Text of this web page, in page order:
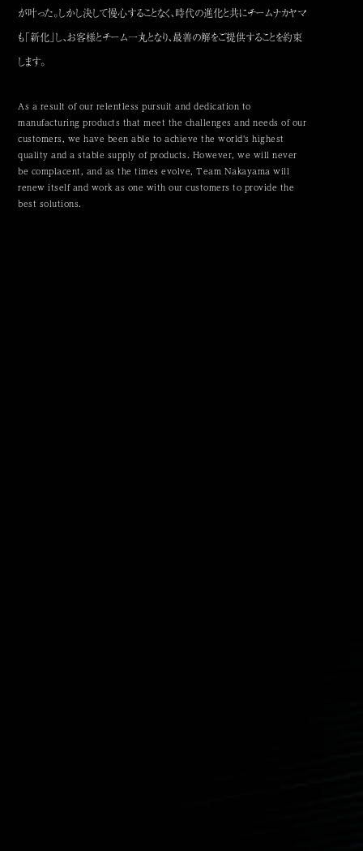
が叶った。しかし決して慢心することなく、時代の進化と共にチームナカヤマ
も「新化」し、お客様とチーム一丸となり、最善の解をご提供することを約束
します。
As a result of our relentless pursuit and dedication to
manufacturing products that meet the challenges and needs of our
customers, we have been able to achieve the world's highest
quality and a stable supply of products. However, we will never
be complacent, and as the times evolve,Team Nakayama will
renew itself and work as one with our customers to provide the
best solutions.